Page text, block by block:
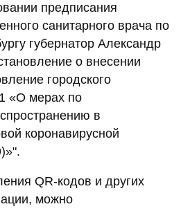
предписания
санитарного врача по
губернатор Александр
о внесении
городского
«О мерах по
в
коронавирусной
QR-кодов и других
можно